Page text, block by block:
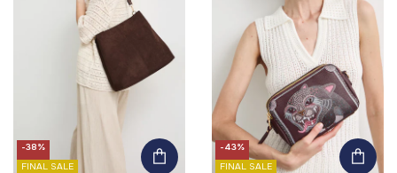
-38%
FINAL SALE
-43%
FINAL SALE